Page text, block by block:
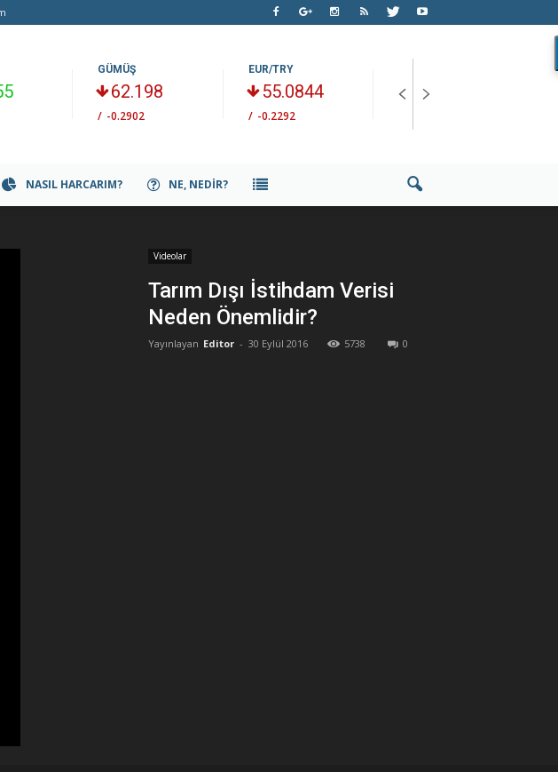
GÜMÜŞ
62.198
/ -0.2902
EUR/TRY
55.0844
/ -0.2292
79.92
NASIL HARCARIM? NE, NEDIR?
Videolar
Tarım Dışı İstihdam Verisi
Neden Önemlidir?
Yayınlayan Editor - 30 Eylül 2016 5738 0